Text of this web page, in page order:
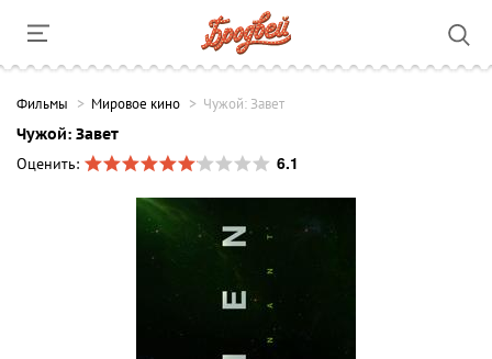
Фильмы Мировое кино Чужой: Завет
Чужой: Завет
Оценить:
6.1